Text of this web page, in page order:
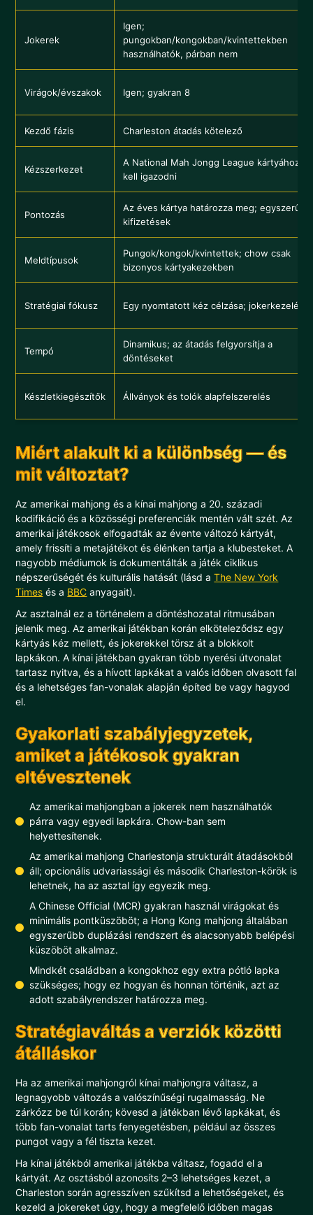
Jokerek
Igen;
pungokban/kongokban/kvintettekben
használhatók, párban nem
Virágok/évszakok Igen; gyakran 8
Kezdő fázis Charleston átadás kötelező
Kézszerkezet
A National Mah Jongg League kártyához
kell igazodni
Pontozás
Az éves kártya határozza meg; egyszerű
kifizetések
Meldtípusok
Pungok/kongok/kvintettek; chow csak
bizonyos kártyakezekben
Stratégiai fókusz Egy nyomtatott kéz célzása; jokerkezelés
Tempó
Dinamikus; az átadás felgyorsítja a
döntéseket
Készletkiegészítők Állványok és tolók alapfelszerelés
Miért alakult ki a különbség — és
mit változtat?
Az amerikai mahjong és a kínai mahjong a 20. századi
kodifikáció és a közösségi preferenciák mentén vált szét. Az
amerikai játékosok elfogadták az évente változó kártyát,
amely frissíti a metajátékot és élénken tartja a klubesteket. A
nagyobb médiumok is dokumentálták a játék ciklikus
népszerűségét és kulturális hatását (lásd aThe New York
Times és a BBC anyagait).
Az asztalnál ez a történelem a döntéshozatal ritmusában
jelenik meg. Az amerikai játékban korán elköteleződsz egy
kártyás kéz mellett, és jokerekkel törsz át a blokkolt
lapkákon. A kínai játékban gyakran több nyerési útvonalat
tartasz nyitva, és a hívott lapkákat a valós időben olvasott fal
és a lehetséges fan-vonalak alapján építed be vagy hagyod
el.
Gyakorlati szabályjegyzetek,
amiket a játékosok gyakran
eltévesztenek
Az amerikai mahjongban a jokerek nem használhatók
párra vagy egyedi lapkára. Chow-ban sem
helyettesítenek.
Az amerikai mahjong Charlestonja strukturált átadásokból
áll; opcionális udvariassági és második Charleston-körök is
lehetnek, ha az asztal így egyezik meg.
A Chinese Official (MCR) gyakran használ virágokat és
minimális pontküszöböt; a Hong Kong mahjong általában
egyszerűbb duplázási rendszert és alacsonyabb belépési
küszöböt alkalmaz.
Mindkét családban a kongokhoz egy extra pótló lapka
szükséges; hogy ez hogyan és honnan történik, azt az
adott szabályrendszer határozza meg.
Stratégiaváltás a verziók közötti
átálláskor
Ha az amerikai mahjongról kínai mahjongra váltasz, a
legnagyobb változás a valószínűségi rugalmasság. Ne
zárkózz be túl korán; kövesd a játékban lévő lapkákat, és
több fan-vonalat tarts fenyegetésben, például az összes
pungot vagy a fél tiszta kezet.
Ha kínai játékból amerikai játékba váltasz, fogadd el a
kártyát. Az osztásból azonosíts 2–3 lehetséges kezet, a
Charleston során agresszíven szűkítsd a lehetőségeket, és
kezeld a jokereket úgy, hogy a megfelelő időben magas